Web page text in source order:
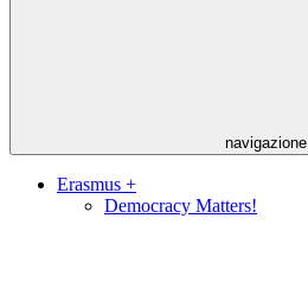
navigazione
Erasmus +
Democracy Matters!